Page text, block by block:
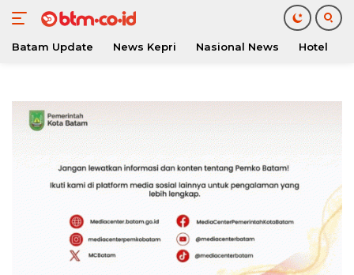
konten
Batam Update News Kepri Nasional News Hotel